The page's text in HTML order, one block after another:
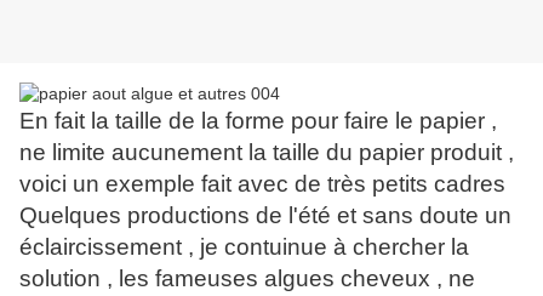
En fait la taille de la forme pour faire le papier ,
ne limite aucunement la taille du papier produit ,
voici un exemple fait avec de très petits cadres
Quelques productions de l'été et sans doute un
éclaircissement , je contuinue à chercher la
solution , les fameuses algues cheveux , ne